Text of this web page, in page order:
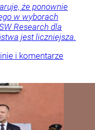
że ponownie
w wyborach
Research dla
jest liczniejsza.
i komentarze